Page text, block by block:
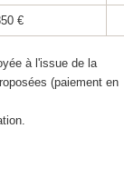
€
à l'issue de la
(paiement en